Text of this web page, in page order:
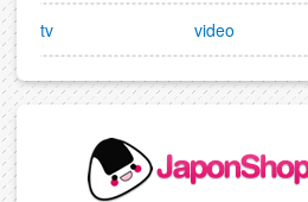
tv video